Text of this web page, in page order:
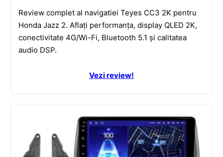
Review complet al navigatiei Teyes CC3 2K pentru
Honda Jazz 2. Aflați performanța, display QLED 2K,
conectivitate 4G/Wi-Fi, Bluetooth 5.1 și calitatea
audio DSP.
Vezi review!